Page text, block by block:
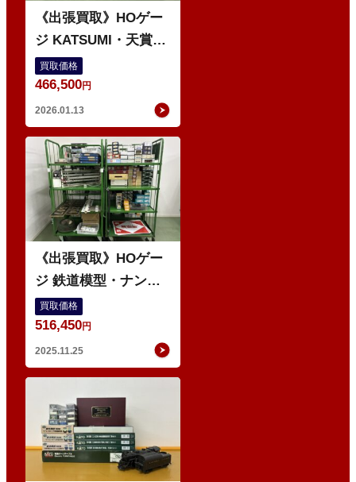
《出張買取》HOゲー
ジ KATSUMI・天賞
堂・ENDO・中村精
密・宮沢模型・カワイ
モデル 他
買取価格
466,500円
2026.01.13
《出張買取》HOゲー
ジ 鉄道模型・ナンバ
ープレート・前頭板・
自重板・ヘッドライト
買取価格
516,450円
2025.11.25